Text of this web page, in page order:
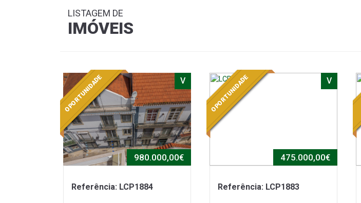
LISTAGEM DE
IMÓVEIS
V
980.000,00€
OPORTUNIDADE
Referência: LCP1884
V
475.000,00€
OPORTUNIDADE
Referência: LCP1883